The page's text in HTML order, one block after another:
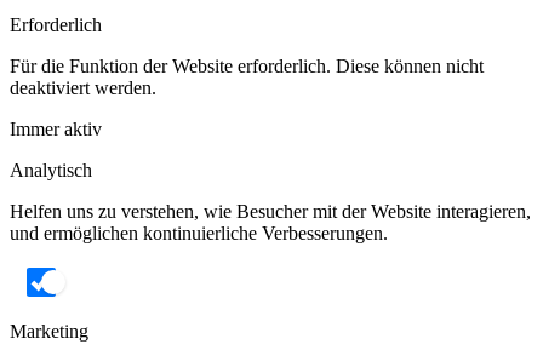
Erforderlich
Für die Funktion der Website erforderlich. Diese können nicht
deaktiviert werden.
Immer aktiv
Analytisch
Helfen uns zu verstehen, wie Besucher mit der Website interagieren,
und ermöglichen kontinuierliche Verbesserungen.
Marketing